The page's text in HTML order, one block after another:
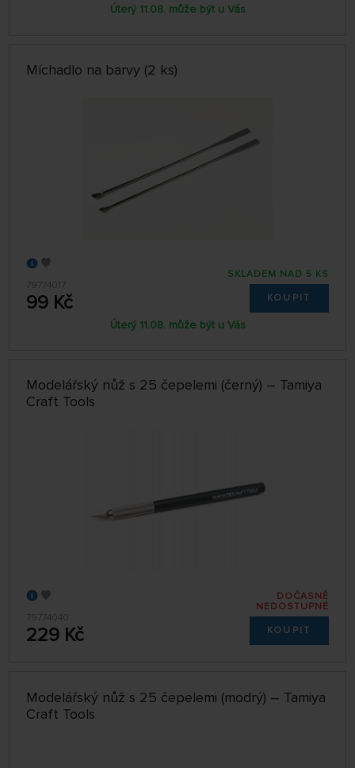
Úterý 11.08. může být u Vás
Míchadlo na barvy (2 ks)
79774017
99 Kč
SKLADEM NAD 5 KS
KOUPIT
Úterý 11.08. může být u Vás
Modelářský nůž s 25 čepelemi (černý) – Tamiya
Craft Tools
79774040
229 Kč
DOČASNĚ
NEDOSTUPNÉ
KOUPIT
Modelářský nůž s 25 čepelemi (modrý) – Tamiya
Craft Tools